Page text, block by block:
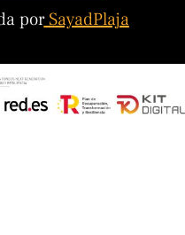
porSayadPlaja